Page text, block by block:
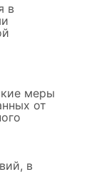
в
меры
от
в